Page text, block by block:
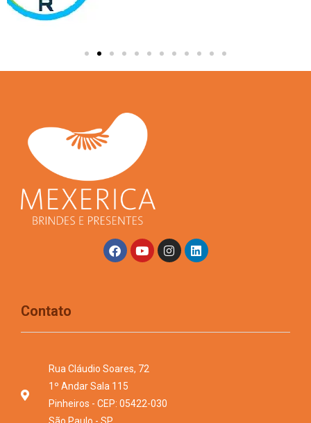
Contato
Rua Cláudio Soares, 72
1º Andar Sala 115
Pinheiros - CEP: 05422-030